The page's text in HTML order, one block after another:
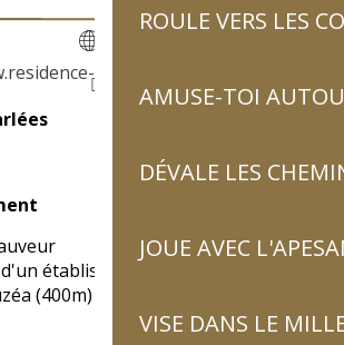
ROULE VERS LES
AMUSE-TOI
DÉVALE LES
JOUE AVEC
VISE DANS LE
perceneige.com
établissement thermal :
(400m)